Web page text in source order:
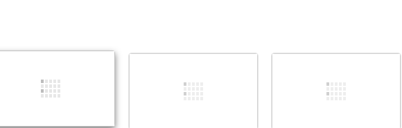
Kommentieren